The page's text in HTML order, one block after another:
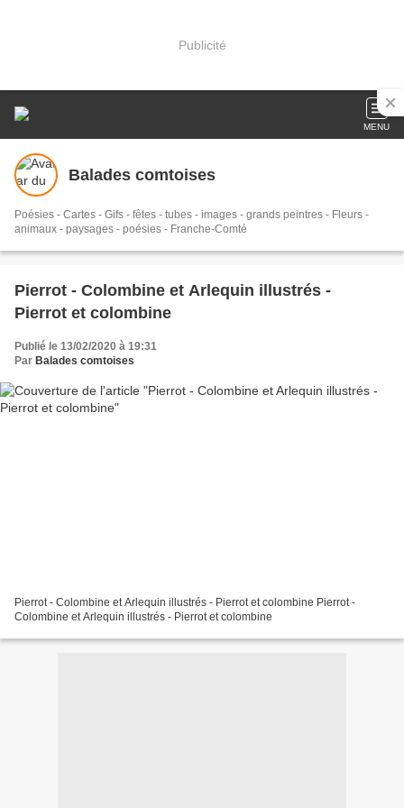
Publicité
MENU
Balades comtoises
Poésies - Cartes - Gifs - fêtes - tubes - images - grands peintres - Fleurs -
animaux - paysages - poésies - Franche-Comté
Pierrot - Colombine et Arlequin illustrés -
Pierrot et colombine
Publié le 13/02/2020 à 19:31
Par Balades comtoises
Pierrot - Colombine et Arlequin illustrés - Pierrot et colombine Pierrot -
Colombine et Arlequin illustrés - Pierrot et colombine